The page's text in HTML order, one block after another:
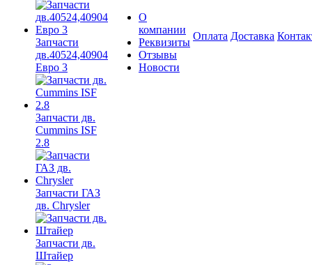
Запчасти
дв.40524,40904
Евро 3
Запчасти дв.
Cummins ISF
2.8
Запчасти ГАЗ
дв. Chrysler
Запчасти дв.
Штайер
О
компании
Реквизиты
Отзывы
Новости
Оплата Доставка